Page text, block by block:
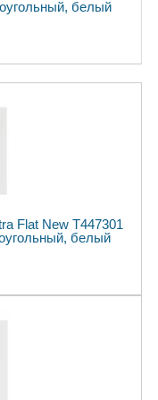
белый
Flat New T447301
белый